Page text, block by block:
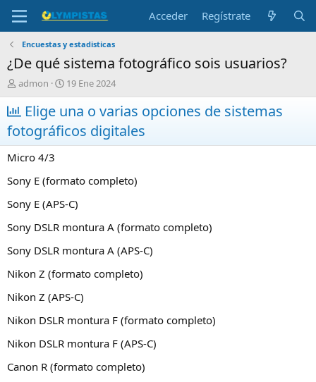
Acceder Regístrate
Encuestas y estadisticas
¿De qué sistema fotográfico sois usuarios?
I
n
i
c
i
a
d
r
e
t
e
m
a
admon
F
e
c
h
a
d
n
c
o
19 Ene 2024
Elige una o varias opciones de sistemas
fotográficos digitales
Micro 4/3
Sony E (formato completo)
Sony E (APS-C)
Sony DSLR montura A (formato completo)
Sony DSLR montura A (APS-C)
Nikon Z (formato completo)
Nikon Z (APS-C)
Nikon DSLR montura F (formato completo)
Nikon DSLR montura F (APS-C)
Canon R (formato completo)